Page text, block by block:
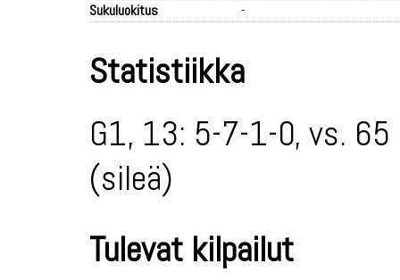
Sukuluokitus
-
Statistiikka
G1, 13: 5-7-1-0, vs.
(sileä)
Tulevat kilpailut